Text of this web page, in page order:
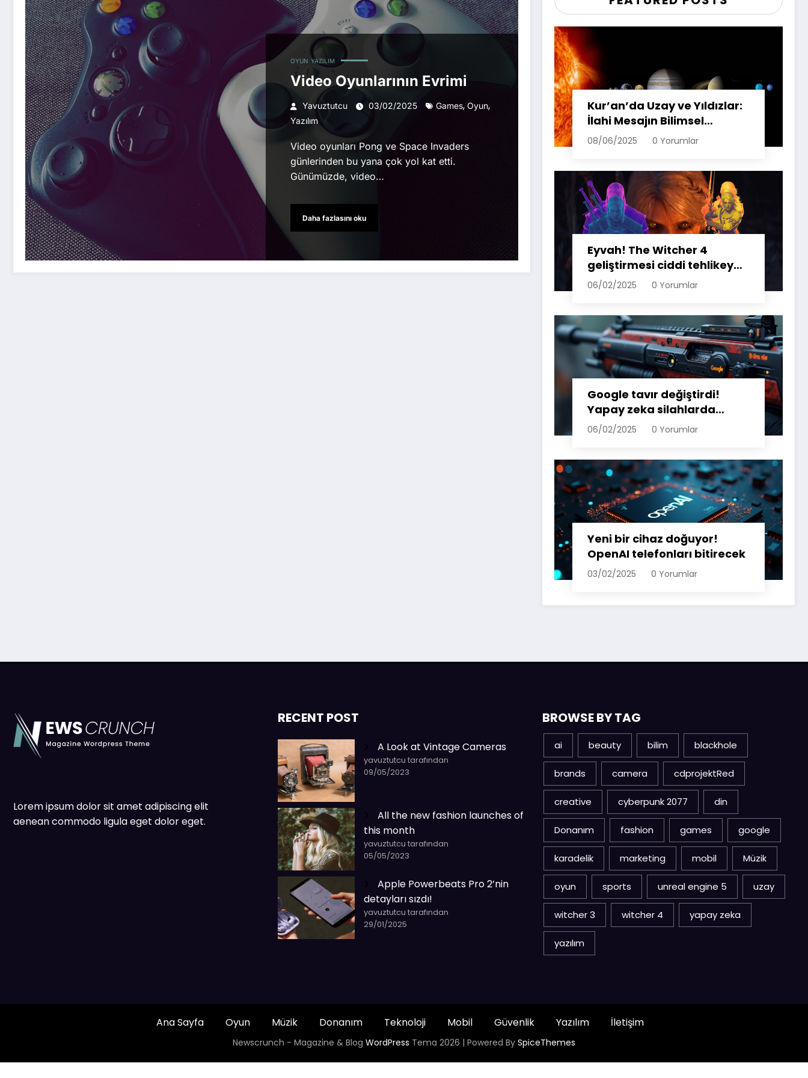
OYUN YAZILIM
Video Oyunlarının Evrimi
Yavuztutcu 03/02/2025 Games, Oyun,
Yazılım
Video oyunları Pong ve Space Invaders
günlerinden bu yana çok yol kat etti.
Günümüzde, video…
Daha fazlasını oku
Kur’an’da Uzay ve Yıldızlar:
İlahi Mesajın Bilimsel
Yansımaları
08/06/2025 0 Yorumlar
Eyvah! The Witcher 4
geliştirmesi ciddi tehlikeye
girdi!
06/02/2025 0 Yorumlar
Google tavır değiştirdi!
Yapay zeka silahlarda
kullanılabilir
06/02/2025 0 Yorumlar
Yeni bir cihaz doğuyor!
OpenAI telefonları bitirecek
03/02/2025 0 Yorumlar
Lorem ipsum dolor sit amet adipiscing elit
aenean commodo ligula eget dolor eget.
RECENT POST
A Look at Vintage Cameras
yavuztutcu tarafından
09/05/2023
All the new fashion launches of
this month
yavuztutcu tarafından
05/05/2023
Apple Powerbeats Pro 2’nin
detayları sızdı!
yavuztutcu tarafından
29/01/2025
BROWSE BY TAG
ai beauty bilim blackhole
brands camera cdprojektRed
creative cyberpunk 2077 din
Donanım fashion games google
karadelik marketing mobil Müzik
oyun sports unreal engine 5 uzay
witcher 3 witcher 4 yapay zeka
yazılım
Ana Sayfa Oyun Müzik Donanım Teknoloji Mobil Güvenlik Yazılım İletişim
Newscrunch - Magazine & Blog WordPress Tema 2026 | Powered By SpiceThemes